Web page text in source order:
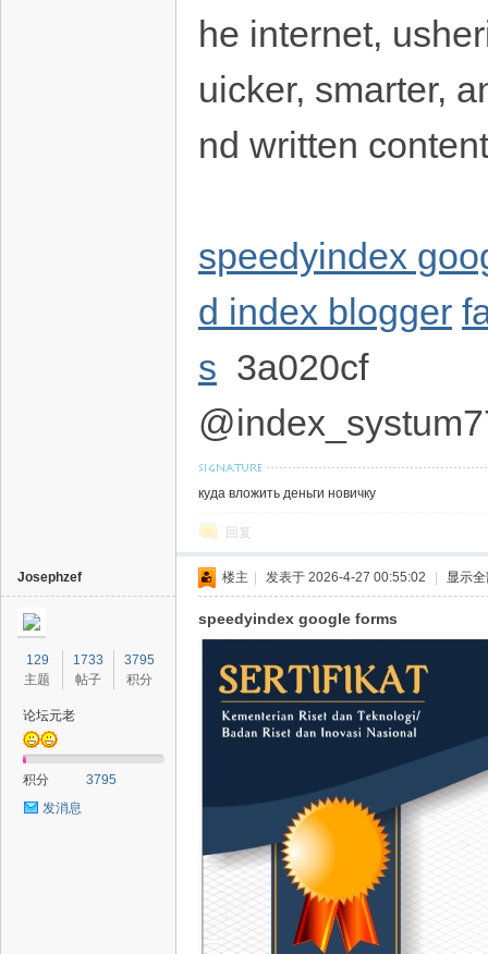
he internet,
uicker, smarter,
nd written
speedyindex
d index blogger
s 3a020cf
куда вложить деньги новичку
回复
Josephzef
129
主题
1733
帖子
3795
积分
论坛元老
积分
3795
发消息
楼主 发表于 2026-4-27 00:55:02 显示
speedyindex google forms